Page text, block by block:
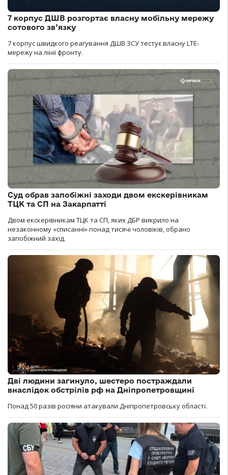
7 корпус ДШВ розгортає власну мобільну мережу
сотового зв’язку
7 корпус швидкого реагування ДШВ ЗСУ тестує власну LTE-
мережу на лінії фронту.
Суд обрав запобіжні заходи двом екскерівникам
ТЦК та СП на Закарпатті
Двом екскерівникам ТЦК та СП, яких ДБР викрило на
незаконному «списанні» понад тисячі чоловіків, обрано
запобіжний захід.
Дві людини загинуло, шестеро постраждали
внаслідок обстрілів рф на Дніпропетровщині
Понад 50 разів росіяни атакували Дніпропетровську області.